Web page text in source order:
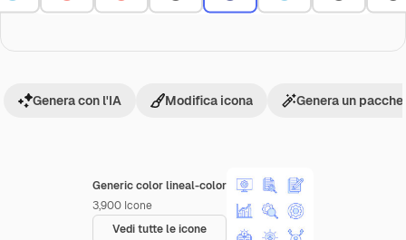
Generic color lineal-color
3,900 Icone
Vedi tutte le icone
Genera con l'IA Modifica icona Genera un